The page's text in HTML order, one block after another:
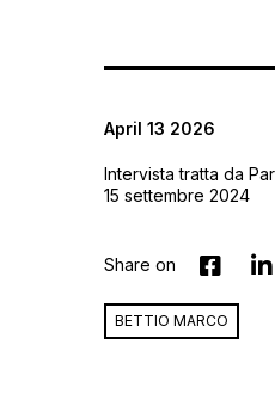
April 13 2026
Intervista tratta da
15 settembre 2024
Share on
BETTIO MARCO